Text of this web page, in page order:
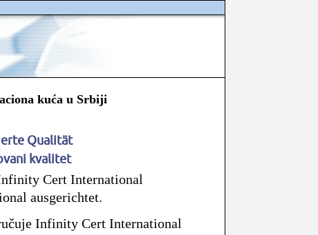
kuća u Srbiji
für zertifizierte Qualität
kvalitet
Cert International
ausgerichtet.
Infinity Cert International